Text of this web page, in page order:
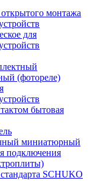
монтажа
для
(фотореле)
бытовая
миниатюрный
подключения
SCHUKO